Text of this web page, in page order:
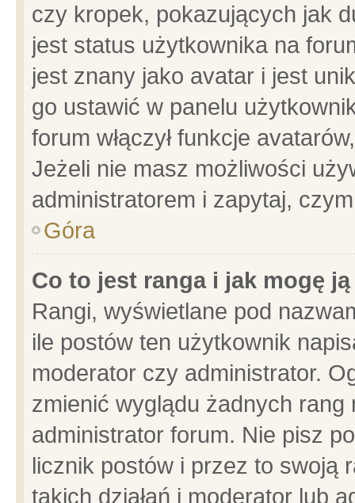
czy kropek, pokazujących jak
jest status użytkownika na
jest znany jako avatar i jest
go ustawić w panelu
forum włączył funkcje
Jeżeli nie masz możliwości
administratorem i zapytaj,
Góra
Co to jest ranga i jak mogę
Rangi, wyświetlane pod
ile postów ten użytkownik
moderator czy administrator.
zmienić wyglądu żadnych
administrator forum. Nie pisz
licznik postów i przez to swoją
takich działań i moderator lub